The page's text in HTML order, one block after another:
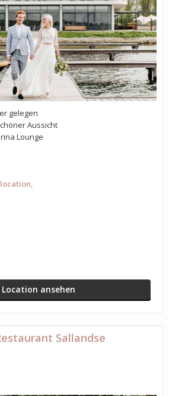
Location ansehen
gelegen
Aussicht
Lounge
Sallandse